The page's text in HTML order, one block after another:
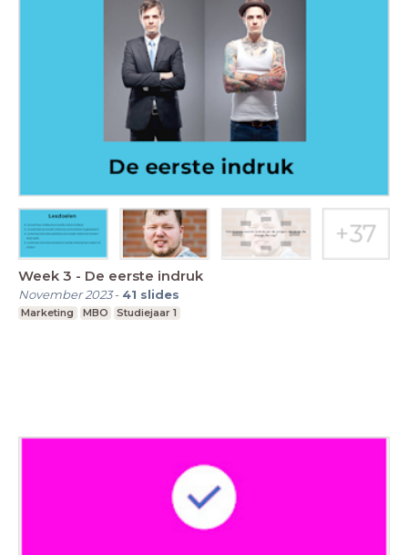
Week 3 - De eerste indruk
November 2023- 41 slides
Marketing MBO Studiejaar 1